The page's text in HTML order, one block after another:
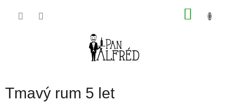
Tmavý rum 5 let